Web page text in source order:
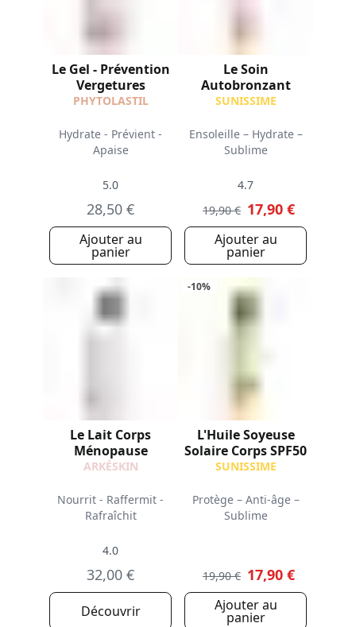
Le Gel - Prévention
Vergetures
PHYTOLASTIL
Hydrate - Prévient -
Apaise
5.0
28,50 €
Ajouter au
panier
Le Soin
Autobronzant
SUNISSIME
Ensoleille – Hydrate –
Sublime
4.7
19,90 € 17,90 €
Ajouter au
panier
Le Lait Corps
Ménopause
ARKÉSKIN
Nourrit - Raffermit -
Rafraîchit
4.0
32,00 €
Découvrir
-10%
L'Huile Soyeuse
Solaire Corps SPF50
SUNISSIME
Protège – Anti-âge –
Sublime
19,90 € 17,90 €
Ajouter au
panier